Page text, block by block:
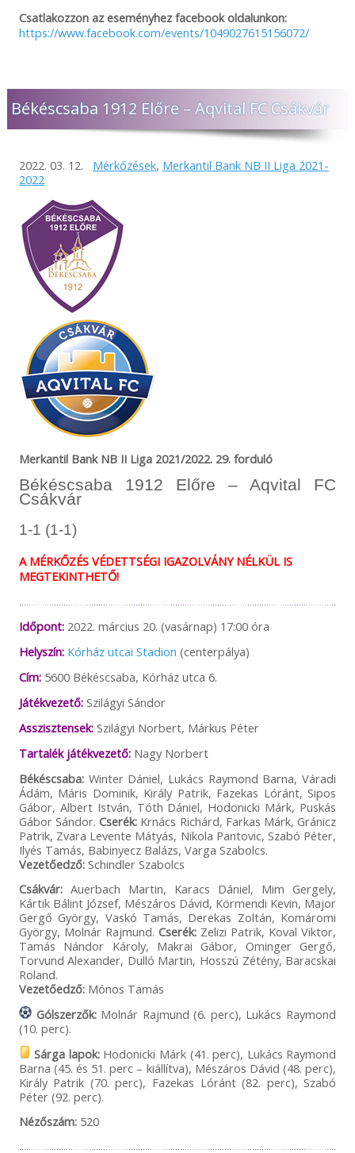
Csatlakozzon az eseményhez facebook oldalunkon:
https://www.facebook.com/events/1049027615156072/
Békéscsaba 1912 Előre – Aqvital FC Csákvár
2022. 03. 12. Mérkőzések, Merkantil Bank NB II Liga 2021-
2022
Merkantil Bank NB II Liga 2021/2022. 29. forduló
Békéscsaba 1912 Előre – Aqvital FC
Csákvár
1-1 (1-1)
A MÉRKŐZÉS VÉDETTSÉGI IGAZOLVÁNY NÉLKÜL IS
MEGTEKINTHETŐ!
Időpont:2022. március 20. (vasárnap) 17:00 óra
Helyszín: Kórház utcai Stadion (centerpálya)
Cím:5600 Békéscsaba, Kórház utca 6.
Játékvezető:Szilágyi Sándor
Asszisztensek:Szilágyi Norbert, Márkus Péter
Tartalék játékvezető:Nagy Norbert
Békéscsaba:Winter Dániel, Lukács Raymond Barna, Váradi
Ádám, Máris Dominik, Király Patrik, Fazekas Lóránt, Sipos
Gábor, Albert István, Tóth Dániel, Hodonicki Márk, Puskás
Gábor Sándor.Cserék: Krnács Richárd, Farkas Márk, Gránicz
Patrik, Zvara Levente Mátyás, Nikola Pantovic, Szabó Péter,
Ilyés Tamás, Babinyecz Balázs, Varga Szabolcs.
Vezetőedző:Schindler Szabolcs
Csákvár:Auerbach Martin, Karacs Dániel, Mim Gergely,
Kártik Bálint József, Mészáros Dávid, Körmendi Kevin, Major
Gergő György, Vaskó Tamás, Derekas Zoltán, Komáromi
György, Molnár Rajmund. Cserék: Zelizi Patrik, Koval Viktor,
Tamás Nándor Károly, Makrai Gábor, Ominger Gergő,
Torvund Alexander, Dulló Martin, Hosszú Zétény, Baracskai
Roland.
Vezetőedző:Mónos Tamás
Gólszerzők:Molnár Rajmund (6. perc), Lukács Raymond
(10. perc).
Sárga lapok:Hodonicki Márk (41. perc), Lukács Raymond
Barna (45. és 51. perc – kiállítva), Mészáros Dávid (48. perc),
Király Patrik (70. perc), Fazekas Lóránt (82. perc), Szabó
Péter (92. perc).
Nézőszám:520